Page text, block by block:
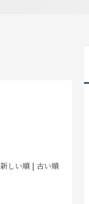
新しい順 |古い順